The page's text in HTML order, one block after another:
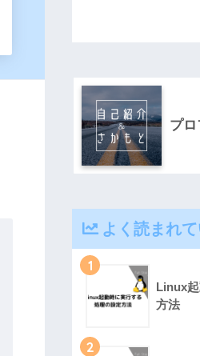
プ
よく読まれ
1
Linux
方法
2